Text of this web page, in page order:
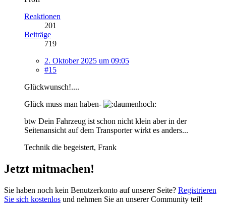
Reaktionen
201
Beiträge
719
2. Oktober 2025 um 09:05
#15
Glückwunsch!....
Glück muss man haben-
btw Dein Fahrzeug ist schon nicht klein aber in der
Seitenansicht auf dem Transporter wirkt es anders...
Technik die begeistert, Frank
Jetzt mitmachen!
Sie haben noch kein Benutzerkonto auf unserer Seite? Registrieren
Sie sich kostenlos und nehmen Sie an unserer Community teil!